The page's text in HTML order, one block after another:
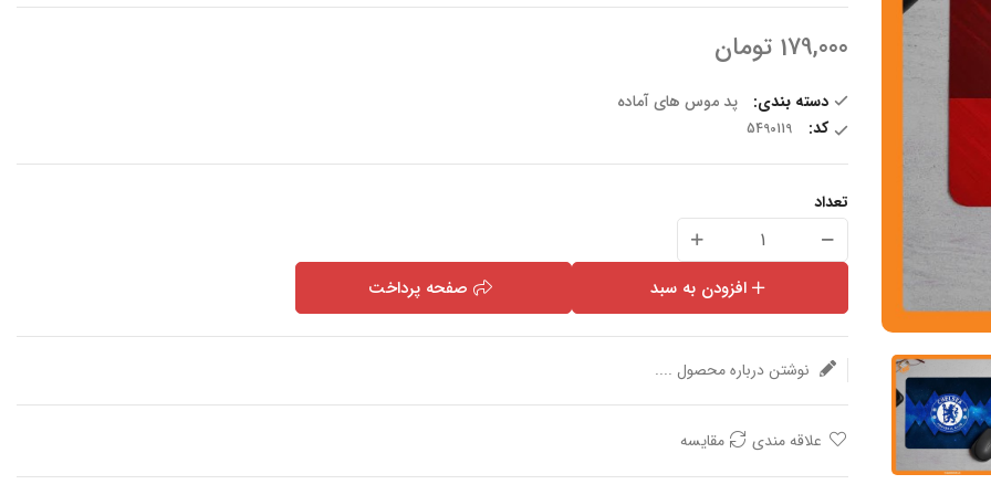
179,000 تومان
دسته بندی:
پد موس های آماده
کد:
تعداد
افزودن به سبد صفحه پرداخت
نوشتن درباره محصول ....
علاقه مندی مقایسه